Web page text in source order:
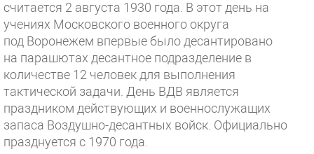
считается 2 августа 1930 года. В этот день на
учениях Московского военного округа
под Воронежем впервые было десантировано
на парашютах десантное подразделение в
количестве 12 человек для выполнения
тактической задачи. День ВДВ является
праздником действующих и военнослужащих
запаса Воздушно-десантных войск. Официально
празднуется с 1970 года.